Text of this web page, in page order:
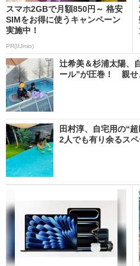
スマホ2GBで月額850円～ 格安
SIMをお得に使うキャンペーン
実施中！
PR(IIJmio)
辻希美＆杉浦太陽、
ール”が圧巻！ 親せ
田村淳、自宅用の“
2人でも有り余るス